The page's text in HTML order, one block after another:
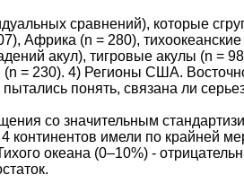
сравнений), которые
Африка (n = 280),
акул), тигровые акулы (n =
= 230). 4) Регионы США.
понять, связана ли
со значительным
континентов имели по крайней
океана (0–10%) -